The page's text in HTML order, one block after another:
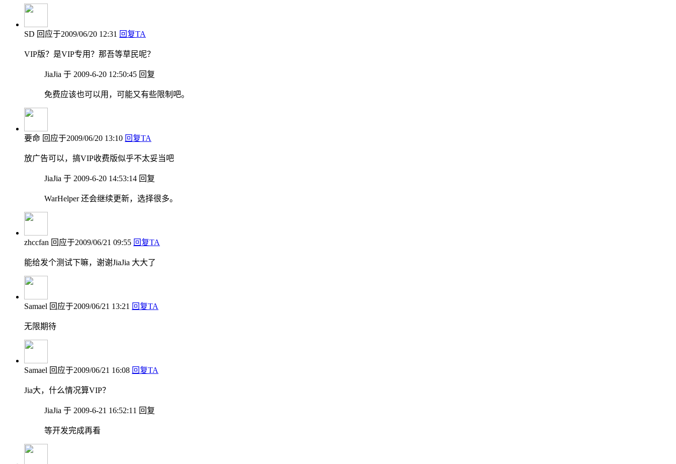
SD 回应于2009/06/20 12:31 回复TA
VIP版？是VIP专用？那吾等草民呢？
JiaJia 于 2009-6-20 12:50:45 回复
免费应该也可以用，可能又有些限制吧。
要命 回应于2009/06/20 13:10 回复TA
放广告可以，搞VIP收费版似乎不太妥当吧
JiaJia 于 2009-6-20 14:53:14 回复
WarHelper 还会继续更新，选择很多。
zhccfan 回应于2009/06/21 09:55 回复TA
能给发个测试下嘛，谢谢JiaJia 大大了
Samael 回应于2009/06/21 13:21 回复TA
无限期待
Samael 回应于2009/06/21 16:08 回复TA
Jia大，什么情况算VIP？
JiaJia 于 2009-6-21 16:52:11 回复
等开发完成再看